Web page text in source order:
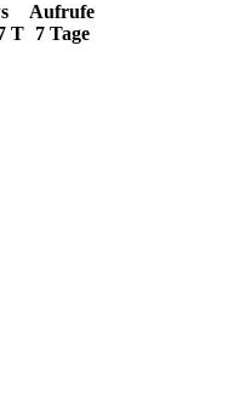
T
Aufrufe
7 Tage